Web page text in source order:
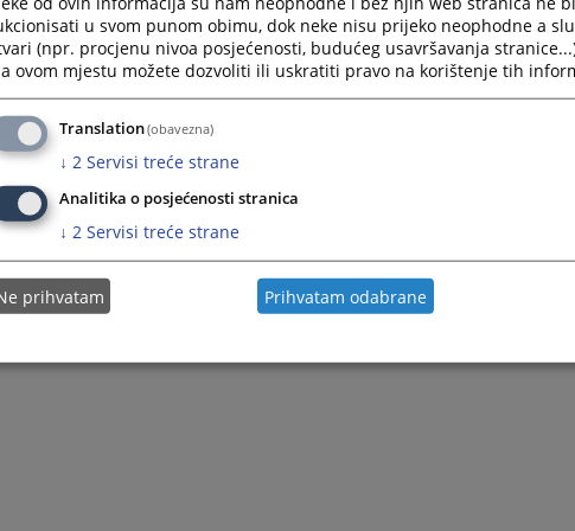
u svom punom obimu, dok neke nisu prijeko neophodne a
(npr. procjenu nivoa posjećenosti, budućeg usavršavanja
ovom mjestu možete dozvoliti ili uskratiti pravo na korištenje tih
Translation(obavezna)
↓ 2 Servisi treće strane
Analitika o posjećenosti stranica
↓ 2 Servisi treće strane
prihvatam Prihvatam odabrane